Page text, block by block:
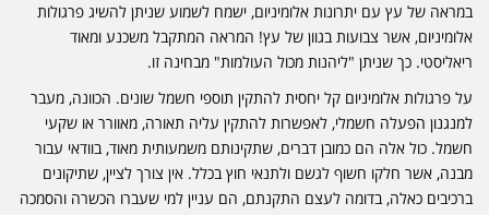
במראה של עץ עם יתרונות אלומיניום, ישמח לשמוע שניתן להשיג פרגולות
אלומיניום, אשר צבועות בגוון של עץ! המראה המתקבל משכנע ומאוד
ריאליסטי. כך שניתן "ליהנות מכול העולמות" מבחינה זו.
על פרגולות אלומיניום קל יחסית להתקין תוספי חשמל שונים. הכוונה, מעבר
למנגנון הפעלה חשמלי, לאפשרות להתקין עליה תאורה, מאוורר או שקעי
חשמל. כול אלה הם כמובן דברים, שתקינותם משמעותית מאוד, בוודאי עבור
מבנה, אשר חלקו חשוף לגשם ולתנאי חוץ בכלל. אין צורך לציין, שתיקונים
ברכיבים כאלה, בדומה לעצם התקנתם, הם עניין למי שעברו הכשרה והסמכה